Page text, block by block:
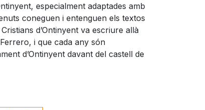
especialment adaptades amb
coneguen i entenguen els textos
d’Ontinyent va escriure allà
i que cada any són
d’Ontinyent davant del castell de